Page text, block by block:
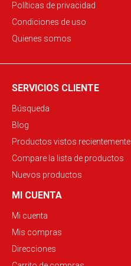
Políticas de privacidad
Condiciones de uso
Quienes somos
SERVICIOS CLIENTE
Búsqueda
Blog
Productos vistos recientemente
Compare la lista de productos
Nuevos productos
MI CUENTA
Mi cuenta
Mis compras
Direcciones